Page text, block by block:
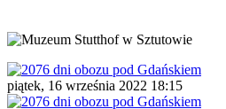
piątek, 16 września 2022 18:15